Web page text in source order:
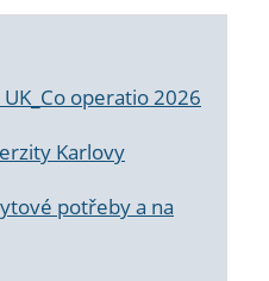
operatio 2026
Karlovy
potřeby a na